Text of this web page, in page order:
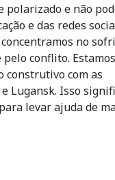
polarizado e não
e das redes
no
conflito. Estamos
construtivo com as
Lugansk. Isso
levar ajuda de